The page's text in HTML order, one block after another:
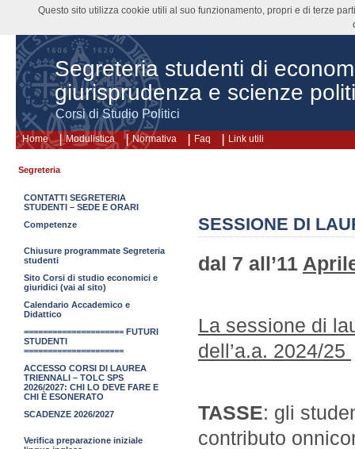
Segreteria studenti di
giurisprudenza e scienze
Corsi di Studio Politici
Home Modulistica Normativa Faq Link utili
SESSIONE DI
dal 7 all’11
La sessione di
dell’a.a. 2024/25
TASSE: gli
contributo
Segreteria
CONTATTI SEGRETERIA
STUDENTI – SEDE E ORARI
Competenze
Chiusure programmate Segreteria
studenti
Sito Corsi di studio economici e
giuridici (vai al sito)
Calendario Accademico e
Didattico
===================== FUTURI
STUDENTI
=====================
ACCESSO CORSI DI LAUREA
TRIENNALI – TOLC SPS
2026/2027: CHI LO DEVE FARE E
CHI È ESONERATO
SCADENZE 2026/2027
Verifica preparazione iniziale
Questo sito utilizza cookie utili al suo funzionamento, propri e di terze